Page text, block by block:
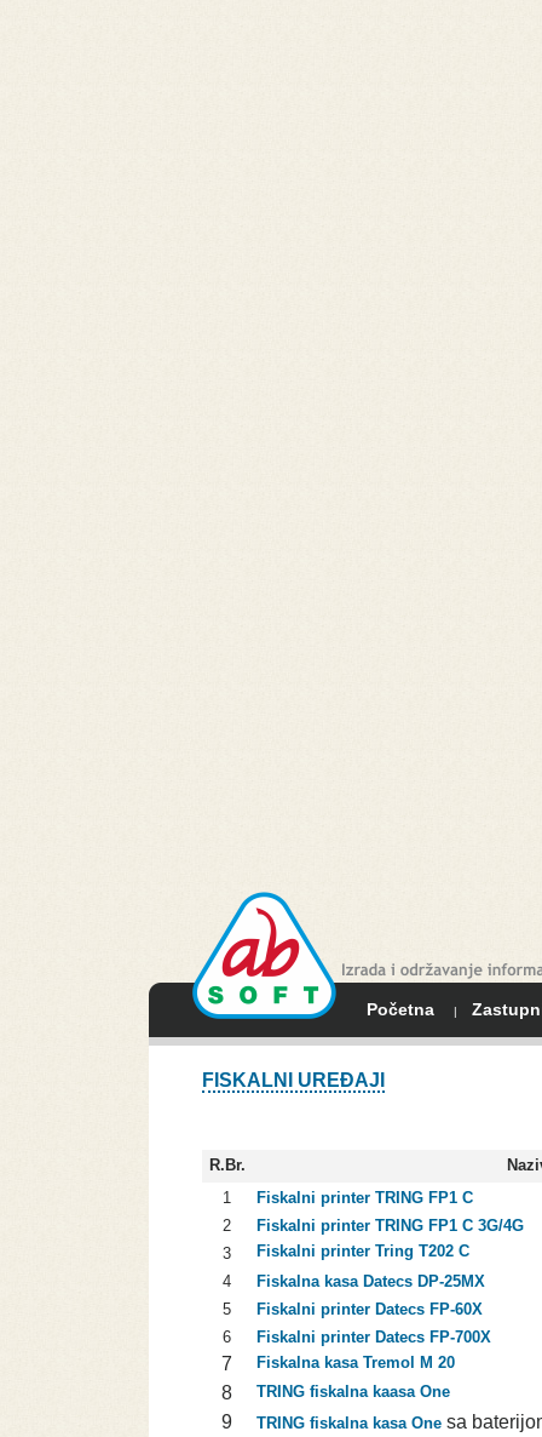
Početna |
FISKALNI UREĐAJI
R.Br.
1
Fiskalni printer TRING FP1 C
2
Fiskalni printer TRING FP1 C 3G/4G
3
Fiskalni printer Tring T202 C
4
Fiskalna kasa Datecs DP-25MX
5
Fiskalni printer Datecs FP-60X
6
Fiskalni printer Datecs FP-700X
7 Fiskalna kasa Tremol M 20
8 TRING fiskalna kaasa One
9 TRING fiskalna kasa Onesa